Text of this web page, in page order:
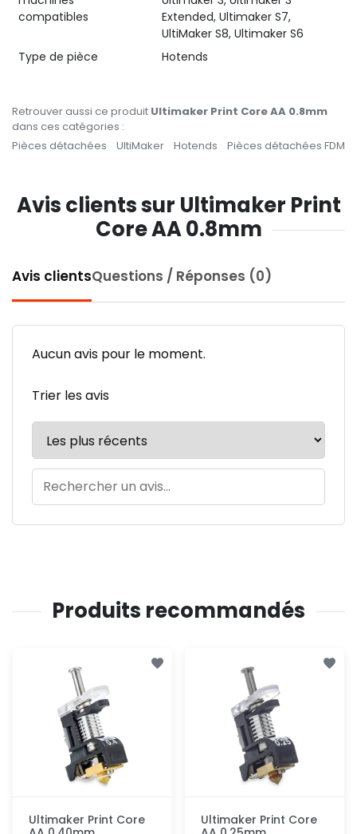
compatibles
Extended, Ultimaker S7,
UltiMaker S8, Ultimaker S6
Type de pièce
Hotends
Retrouver aussi ce produit Ultimaker Print Core AA 0.8mm
dans ces catégories :
Pièces détachées
UltiMaker Hotends Pièces détachées FDM
Avis clients sur Ultimaker Print
Core AA 0.8mm
Avis clientsQuestions / Réponses (0)
Aucun avis pour le moment.
Trier les avis
Produits recommandés
Ultimaker Print Core
Ultimaker Print Core